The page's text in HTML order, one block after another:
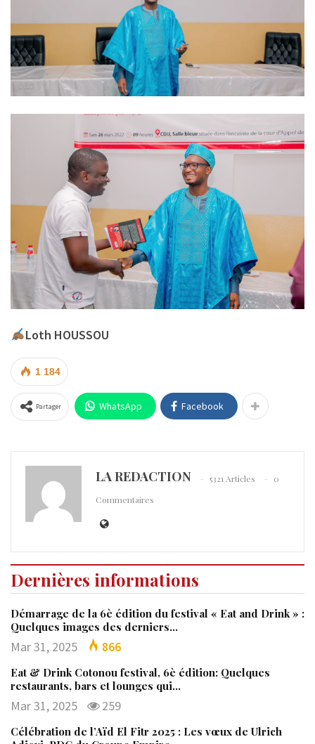
Loth HOUSSOU
1 184
Partager WhatsApp Facebook
LA REDACTION 5321 Articles
0
Commentaires
Dernières informations
Démarrage de la 6è édition du festival « Eat and Drink » :
Quelques images des derniers…
Mar 31, 2025 866
Eat & Drink Cotonou festival, 6è édition: Quelques
restaurants, bars et lounges qui…
Mar 31, 2025 259
Célébration de l’Aïd El Fitr 2025 : Les vœux de Ulrich